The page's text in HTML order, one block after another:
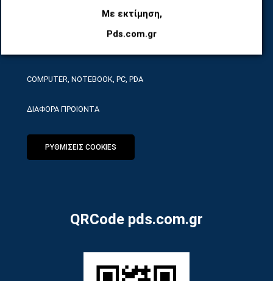
Με εκτίμηση,
Pds.com.gr
COMPUTER, NOTEBOOK, PC, PDA
ΔΙΑΦΟΡΑ ΠΡΟΙΟΝΤΑ
ΡΥΘΜΙΣΕΙΣ COOKIES
QRCode pds.com.gr